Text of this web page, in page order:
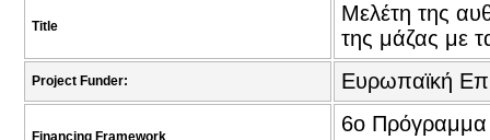
Title
Μελέτη της
της μάζας με
Project Funder: Ευρωπαϊκή
Financing Framework
6ο Πρόγραμμα